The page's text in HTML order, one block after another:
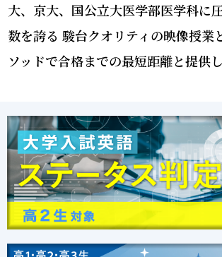
大、京大、国公立大医学部医学科に
数を誇る 駿台クオリティの映像授業
ソッドで合格までの最短距離と提供し